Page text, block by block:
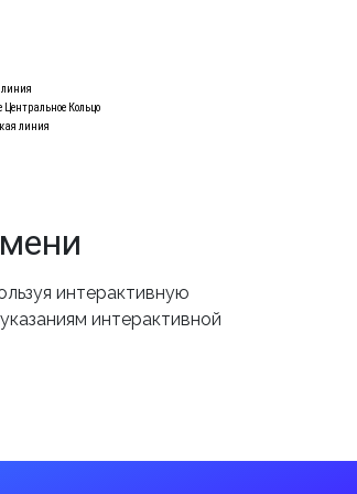
линия
Центральное Кольцо
линия
интерактивную
интерактивной